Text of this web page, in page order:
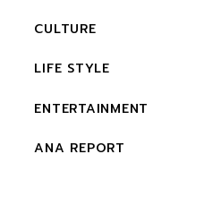
CULTURE
LIFE STYLE
ENTERTAINMENT
ANA REPORT